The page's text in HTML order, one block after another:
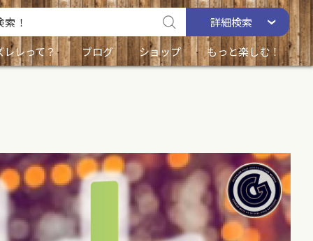
詳細検索
レレって？
ブログ ショップ もっと楽しむ！